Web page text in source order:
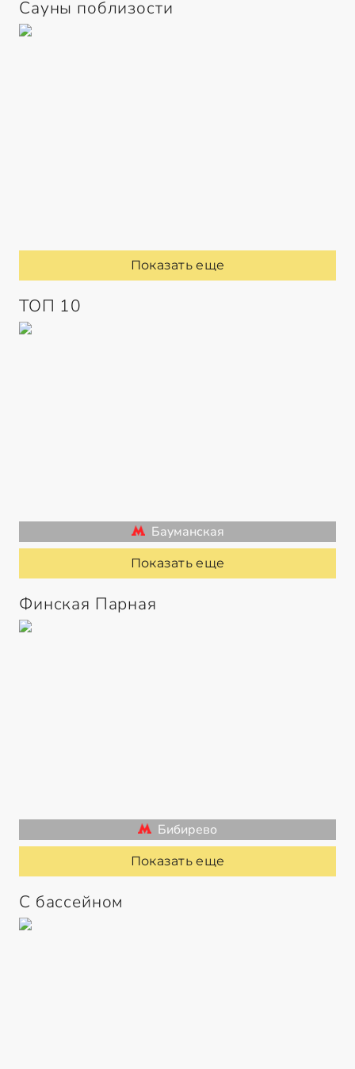
Сауны поблизости
Показать еще
ТОП 10
Бауманская
Показать еще
Финская Парная
Бибирево
Показать еще
С бассейном